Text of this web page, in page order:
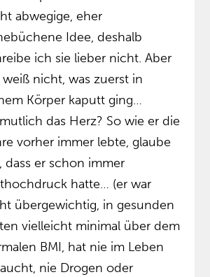
abwegige, eher
Idee, deshalb
ich sie lieber nicht. Aber
nicht, was zuerst in
Körper kaputt ging…
das Herz? So wie er die
vorher immer lebte, glaube
dass er schon immer
hatte… (er war
übergewichtig, in gesunden
vielleicht minimal über dem
BMI, hat nie im Leben
nie Drogen oder